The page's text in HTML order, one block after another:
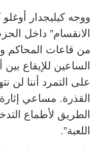
ووجه كيليجدار أوغلو
الانقسام” داخل
من قاعات المحاكم
الساعين للإيقاع
على التمرد أننا لن
القذرة. مساعي
الطريق لأطماع
اللعبة”.